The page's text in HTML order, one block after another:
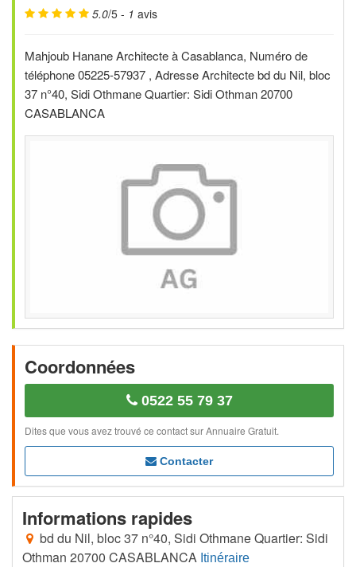
5.0/5 - 1 avis
Mahjoub Hanane Architecte à Casablanca, Numéro de
téléphone 05225-57937 , Adresse Architecte bd du Nil, bloc
37 n°40, Sidi Othmane Quartier: Sidi Othman 20700
CASABLANCA
Coordonnées
0522 55 79 37
Dites que vous avez trouvé ce contact sur Annuaire Gratuit.
Contacter
Informations rapides
bd du Nil, bloc 37 n°40, Sidi Othmane Quartier: Sidi
Othman 20700 CASABLANCA Itinéraire